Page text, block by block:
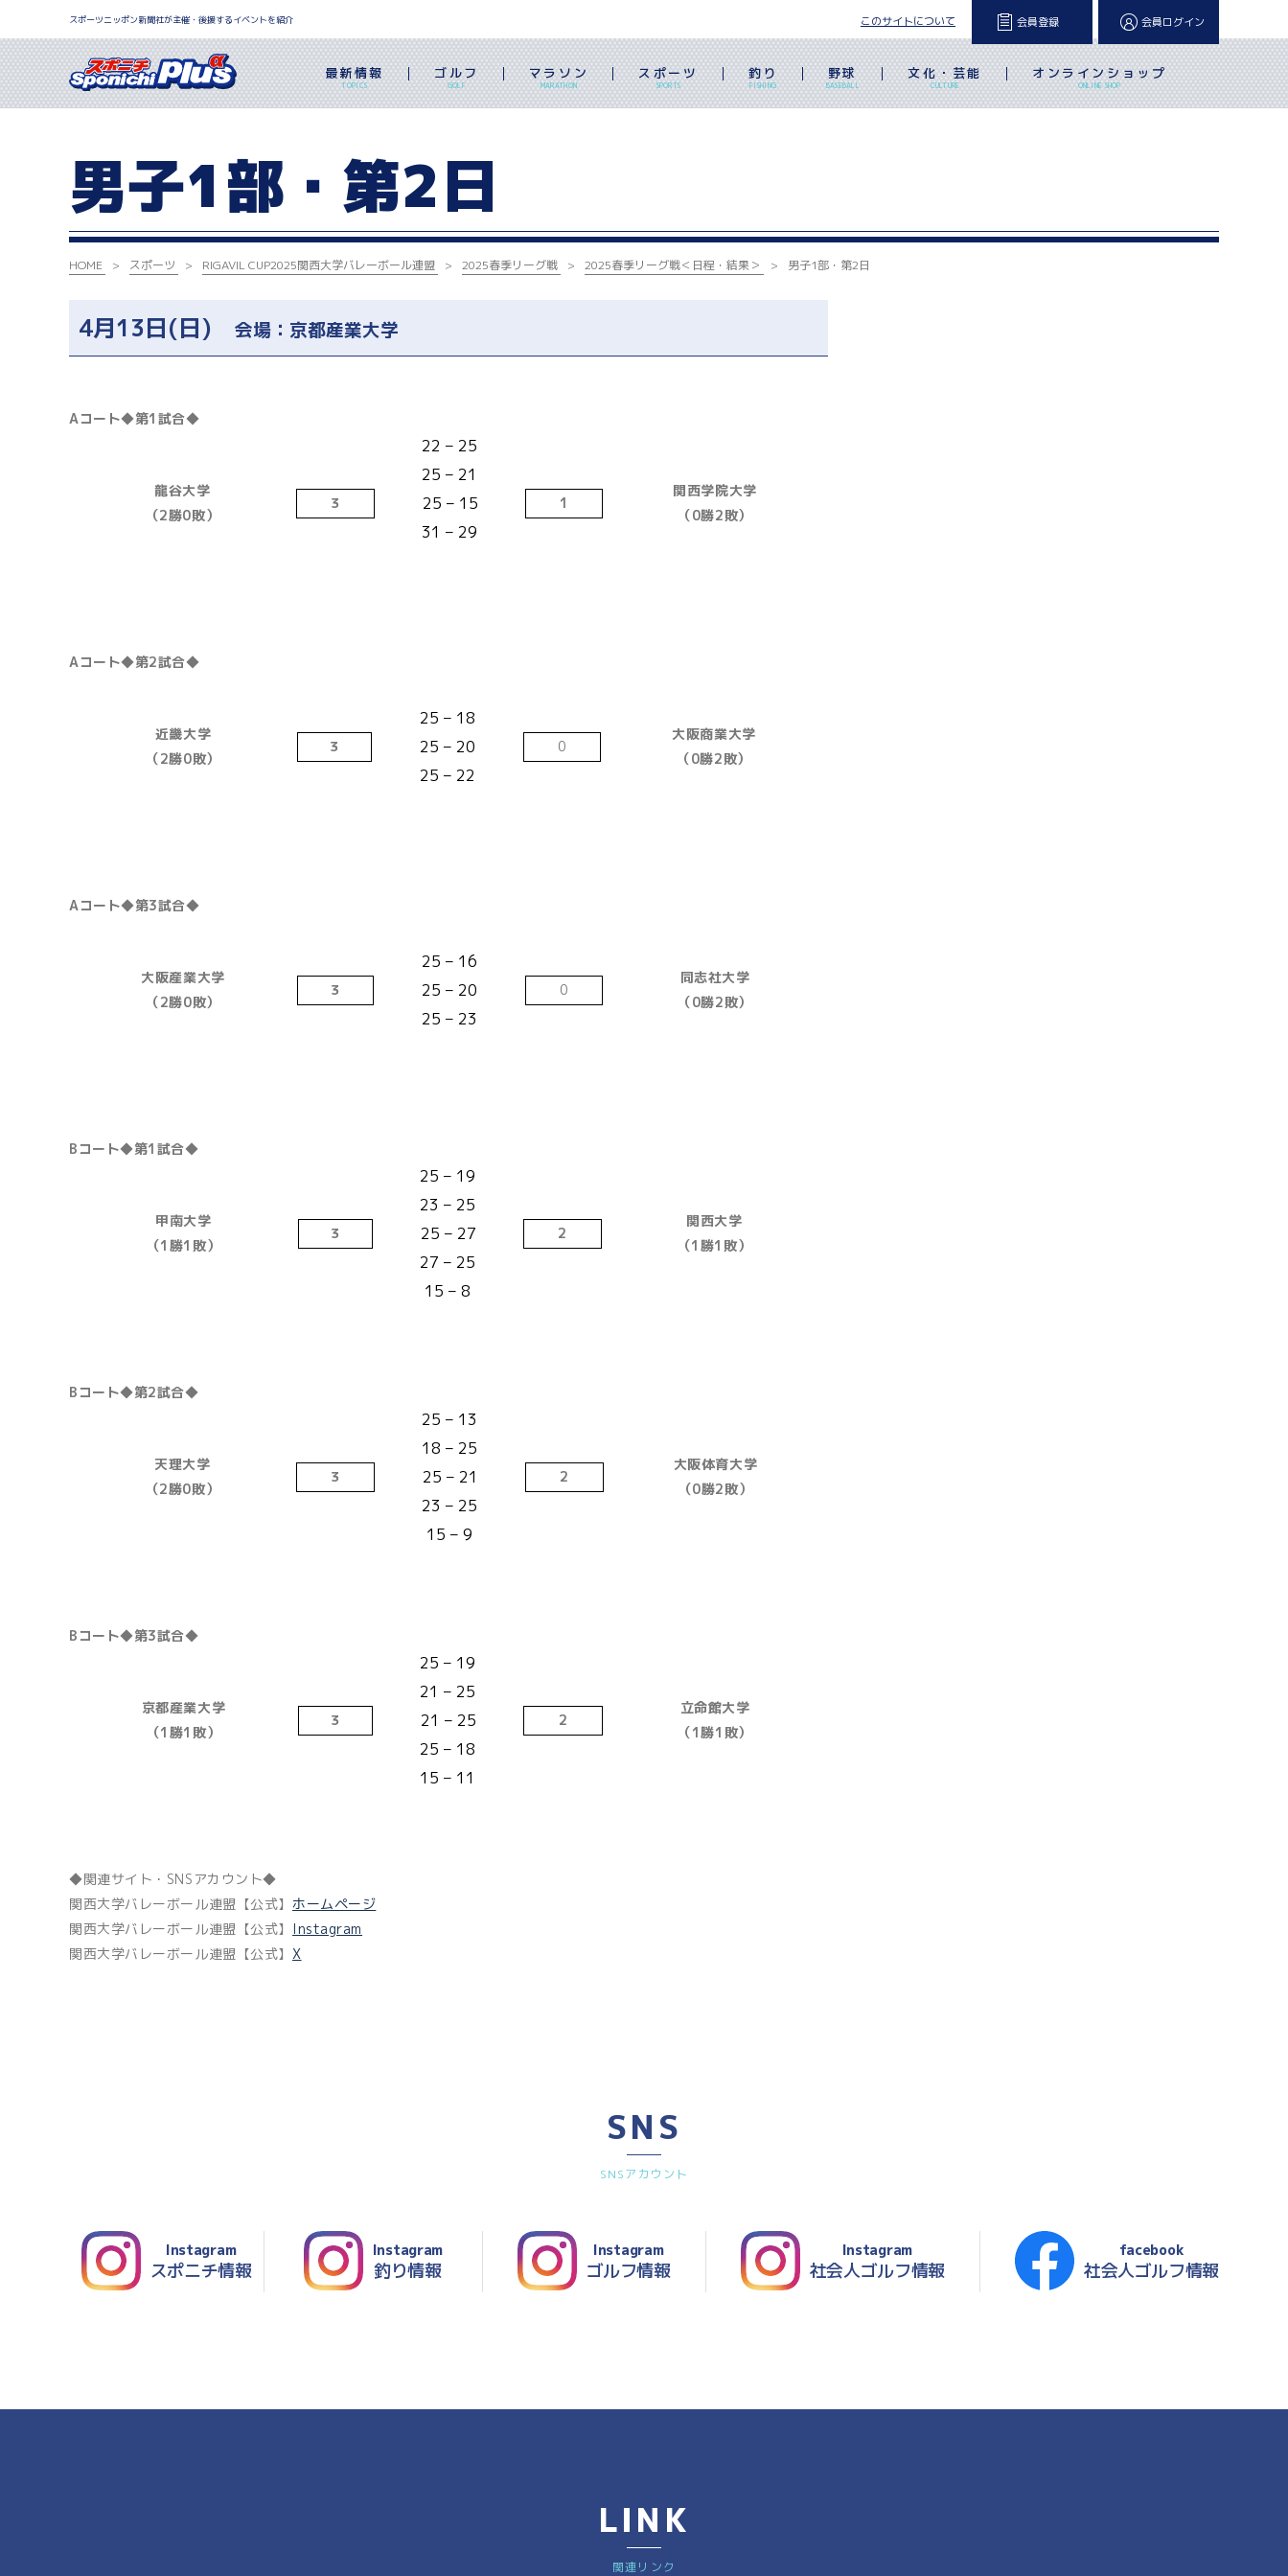
スポーツニッポン新聞社が主催・後援するイベントを紹介 このサイトについて 会員登録 会員ログイン
最新情報
TOPICS
ゴルフ
GOLF
マラソン
MARATHON
スポーツ
SPORTS
釣り
FISHING
野球
BASEBALL
文化・芸能
CULTURE
オンラインショップ
ONLINE SHOP
男子1部・第2日
HOME スポーツ RIGAVIL CUP2025関西大学バレーボール連盟 2025春季リーグ戦 2025春季リーグ戦＜日程・結果＞ 男子1部・第2日
4月13日(日) 会場：京都産業大学
Aコート◆第1試合◆
22 – 25
龍谷大学
（2勝0敗）
25 – 21
関西学院大学
（0勝2敗）
３ 25 – 15 1
31 – 29
Aコート◆第2試合◆
近畿大学
（2勝0敗）
25 – 18
大阪商業大学
（0勝2敗）
３ 25 – 20 0
25 – 22
Aコート◆第3試合◆
大阪産業大学
（2勝0敗）
25 – 16
同志社大学
（0勝2敗）
３ 25 – 20 0
25 – 23
Bコート◆第1試合◆
25 – 19
甲南大学
（1勝1敗）
23 – 25
関西大学
（1勝1敗）
３ 25 – 27 2
27 – 25
15 – 8
Bコート◆第2試合◆
25 – 13
天理大学
（2勝0敗）
18 – 25
大阪体育大学
（0勝2敗）
３ 25 – 21 2
23 – 25
15 – 9
Bコート◆第3試合◆
25 – 19
京都産業大学
（1勝1敗）
21 – 25
立命館大学
（1勝1敗）
３ 21 – 25 2
25 – 18
15 – 11
◆関連サイト・SNSアカウント◆
関西大学バレーボール連盟 【公式】 ホームページ
関西大学バレーボール連盟 【公式】 Instagram
関西大学バレーボール連盟 【公式】 X
SNS
SNSアカウント
Instagram
スポニチ情報
Instagram
釣り情報
Instagram
ゴルフ情報
Instagram
社会人ゴルフ情報
facebook
社会人ゴルフ情報
LINK
関連リンク